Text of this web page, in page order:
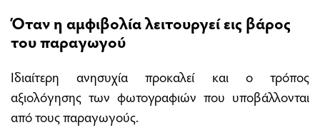
Όταν η αμφιβολία λειτουργεί εις βάρος
του παραγωγού
Ιδιαίτερη ανησυχία προκαλεί και ο τρόπος
αξιολόγησης των φωτογραφιών που υποβάλλονται
από τους παραγωγούς.